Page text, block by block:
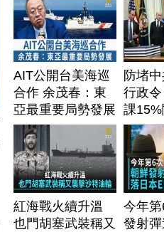
AIT公開台美海巡
合作 余茂春：東
亞最重要局勢發展
防堵
行政
課
紅海戰火續升溫
也門胡塞武裝稱又
今年
發射